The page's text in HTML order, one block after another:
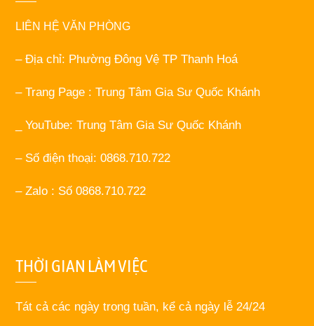
LIÊN HỆ VĂN PHÒNG
– Địa chỉ: Phường Đông Vệ TP Thanh Hoá
– Trang Page : Trung Tâm Gia Sư Quốc Khánh
_ YouTube: Trung Tâm Gia Sư Quốc Khánh
– Số điện thoại: 0868.710.722
– Zalo : Số 0868.710.722
THỜI GIAN LÀM VIỆC
Tát cả các ngày trong tuần, kể cả ngày lễ 24/24